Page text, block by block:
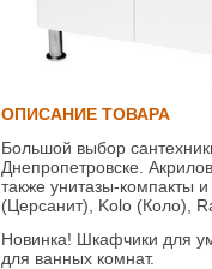
ОПИСАНИЕ ТОВАРА
Большой выбор
Днепропетровске.
также унитазы-компакты
(Церсанит), Kolo (Коло),
Новинка! Шкафчики для
для ванных комнат.